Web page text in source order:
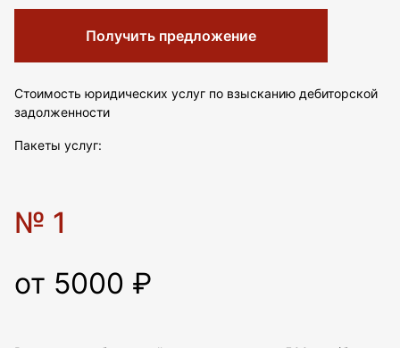
Получить предложение
Стоимость юридических услуг по взысканию дебиторской
задолженности
Пакеты услуг:
№ 1
от 5000 ₽